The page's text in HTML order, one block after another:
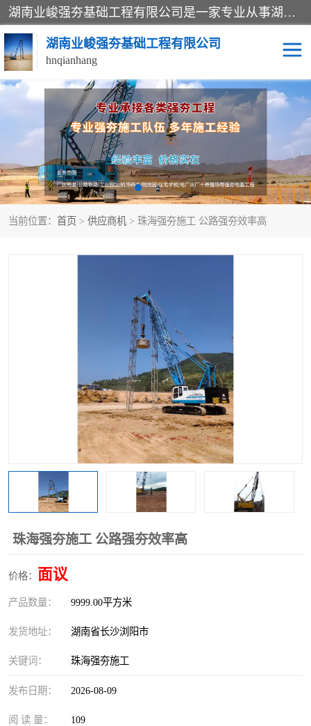
湖南业峻强夯基础工程有限公司是一家专业从事湖南强夯基础工程、强夯机租赁，地基处理的施工单位。业务覆盖：湖南、广东，江西等地。可承接1000KN.m-25000KN.m强夯（置换）工程。公司创始人是国内较早期从事强夯施工的建设者，经过多年的一步一个脚印的发展，在行业内具有较高的度和良好的口碑。
湖南业峻强夯基础工程有限公司
hnqianhang
当前位置： 首页 > 供应商机 > 珠海强夯施工 公路强夯效率高
珠海强夯施工 公路强夯效率高
价格： 面议
产品数量： 9999.00平方米
发货地址： 湖南省长沙浏阳市
关键词： 珠海强夯施工
发布日期： 2026-08-09
阅 读 量： 109
强夯施工案例 强夯机租赁
强夯施工工程 强夯施工队伍
强夯队伍